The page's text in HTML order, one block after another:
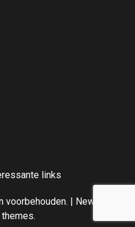
links
voorbehouden. | Newsphere